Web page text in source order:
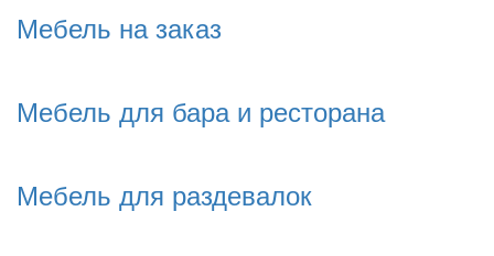
Мебель на заказ
Мебель для бара и ресторана
Мебель для раздевалок